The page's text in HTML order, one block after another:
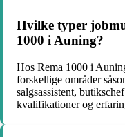
Hvilke typer
1000 i Auning?
Hos Rema 1000 i
forskellige områder
salgsassistent,
kvalifikationer og